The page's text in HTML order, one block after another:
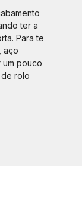
ter a
Para te
aço
um pouco
rolo